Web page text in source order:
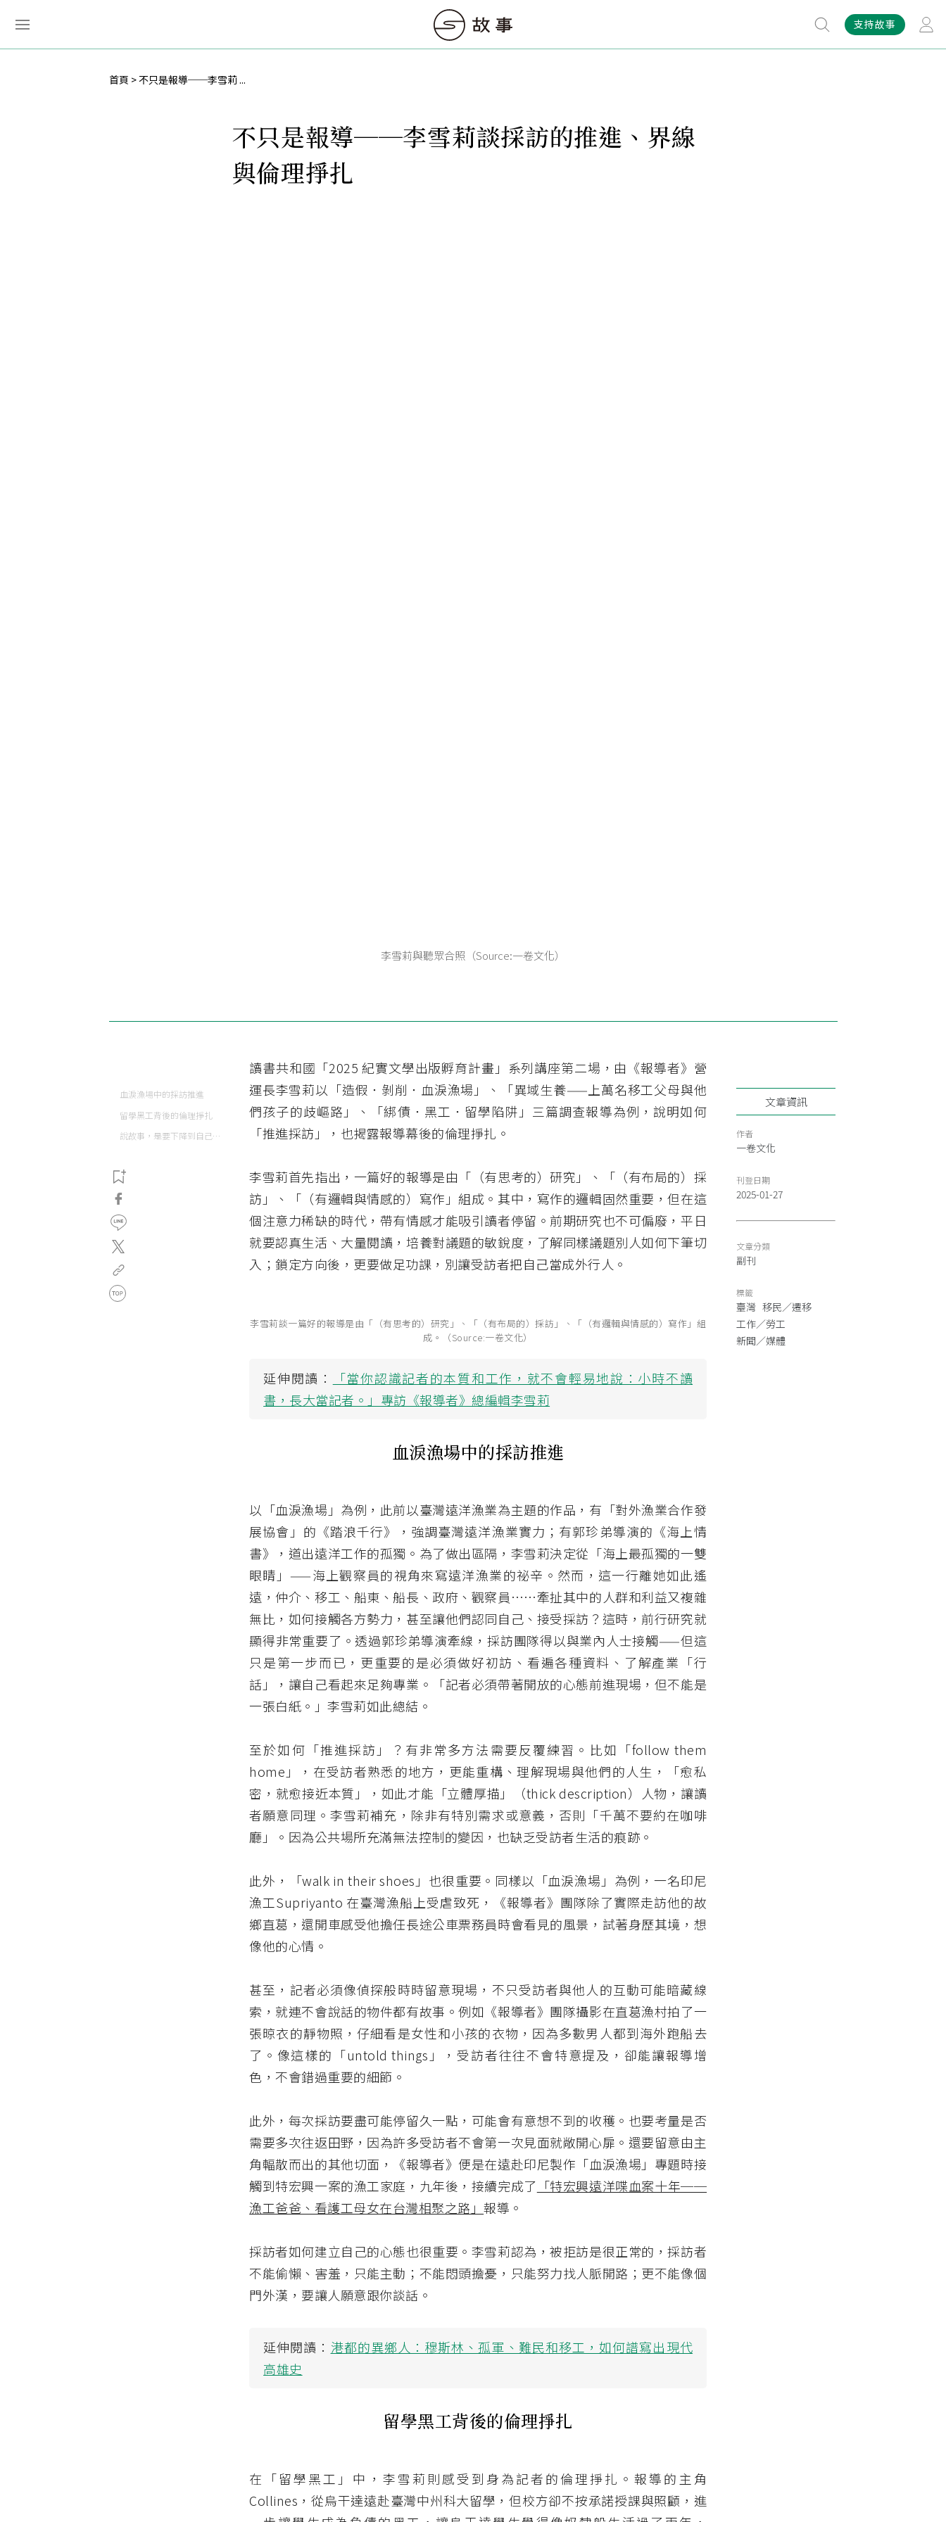
支持故事
首頁 不只是報導──李雪莉 ...
不只是報導──李雪莉談採訪的推進、界線
與倫理掙扎
李雪莉與聽眾合照（Source:一卷文化）
血淚漁場中的採訪推進
留學黑工背後的倫理掙扎
說故事，是要下降到自己意識的深層去
讀書共和國「2025 紀實文學出版孵育計畫」系列講座第二場，由《報導者》營
運長李雪莉以「造假．剝削．血淚漁場」、「異域生養——上萬名移工父母與他
們孩子的歧嶇路」、「綁債．黑工．留學陷阱」三篇調查報導為例，說明如何
「推進採訪」，也揭露報導幕後的倫理掙扎。
李雪莉首先指出，一篇好的報導是由「（有思考的）研究」、「（有布局的）採
訪」、「（有邏輯與情感的）寫作」組成。其中，寫作的邏輯固然重要，但在這
個注意力稀缺的時代，帶有情感才能吸引讀者停留。前期研究也不可偏廢，平日
就要認真生活、大量閱讀，培養對議題的敏銳度，了解同樣議題別人如何下筆切
入；鎖定方向後，更要做足功課，別讓受訪者把自己當成外行人。
李雪莉談一篇好的報導是由「（有思考的）研究」、「（有布局的）採訪」、「（有邏輯與情感的）寫作」組
成。（Source:一卷文化）
延伸閱讀：
「當你認識記者的本質和工作，就不會輕易地說：小時不讀
書，長大當記者。」專訪《報導者》總編輯李雪莉
血淚漁場中的採訪推進
以「血淚漁場」為例，此前以臺灣遠洋漁業為主題的作品，有「對外漁業合作發
展協會」的《踏浪千行》，強調臺灣遠洋漁業實力；有郭珍弟導演的《海上情
書》，道出遠洋工作的孤獨。為了做出區隔，李雪莉決定從「海上最孤獨的一雙
眼睛」——海上觀察員的視角來寫遠洋漁業的祕辛。然而，這一行離她如此遙
遠，仲介、移工、船東、船長、政府、觀察員⋯⋯牽扯其中的人群和利益又複雜
無比，如何接觸各方勢力，甚至讓他們認同自己、接受採訪？這時，前行研究就
顯得非常重要了。透過郭珍弟導演牽線，採訪團隊得以與業內人士接觸——但這
只是第一步而已，更重要的是必須做好初訪、看遍各種資料、了解產業「行
話」，讓自己看起來足夠專業。「記者必須帶著開放的心態前進現場，但不能是
一張白紙。」李雪莉如此總結。
至於如何「推進採訪」？有非常多方法需要反覆練習。比如「follow them
home」，在受訪者熟悉的地方，更能重構、理解現場與他們的人生，「愈私
密，就愈接近本質」，如此才能「立體厚描」（thick description）人物，讓讀
者願意同理。李雪莉補充，除非有特別需求或意義，否則「千萬不要約在咖啡
廳」。因為公共場所充滿無法控制的變因，也缺乏受訪者生活的痕跡。
此外，「walk in their shoes」也很重要。同樣以「血淚漁場」為例，一名印尼
漁工Supriyanto 在臺灣漁船上受虐致死，《報導者》團隊除了實際走訪他的故
鄉直葛，還開車感受他擔任長途公車票務員時會看見的風景，試著身歷其境，想
像他的心情。
甚至，記者必須像偵探般時時留意現場，不只受訪者與他人的互動可能暗藏線
索，就連不會說話的物件都有故事。例如《報導者》團隊攝影在直葛漁村拍了一
張晾衣的靜物照，仔細看是女性和小孩的衣物，因為多數男人都到海外跑船去
了。像這樣的「untold things」，受訪者往往不會特意提及，卻能讓報導增
色，不會錯過重要的細節。
此外，每次採訪要盡可能停留久一點，可能會有意想不到的收穫。也要考量是否
需要多次往返田野，因為許多受訪者不會第一次見面就敞開心扉。還要留意由主
角輻散而出的其他切面，《報導者》便是在遠赴印尼製作「血淚漁場」專題時接
觸到特宏興一案的漁工家庭，九年後，接續完成了 「特宏興遠洋喋血案十年──
漁工爸爸、看護工母女在台灣相聚之路」報導。
採訪者如何建立自己的心態也很重要。李雪莉認為，被拒訪是很正常的，採訪者
不能偷懶、害羞，只能主動；不能悶頭擔憂，只能努力找人脈開路；更不能像個
門外漢，要讓人願意跟你談話。
延伸閱讀： 港都的異鄉人：穆斯林、孤軍、難民和移工，如何譜寫出現代
高雄史
留學黑工背後的倫理掙扎
在「留學黑工」中，李雪莉則感受到身為記者的倫理掙扎。報導的主角
Collines，從烏干達遠赴臺灣中州科大留學，但校方卻不按承諾授課與照顧，進
文章資訊
作者
一卷文化
刊登日期
2025-01-27
文章分類
副刊
標籤
臺灣 移民／遷移
工作／勞工
新聞／媒體